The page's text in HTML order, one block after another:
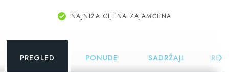
NAJNIŽA CIJENA ZAJAMČENA
PREGLED PONUDE SADRŽAJI